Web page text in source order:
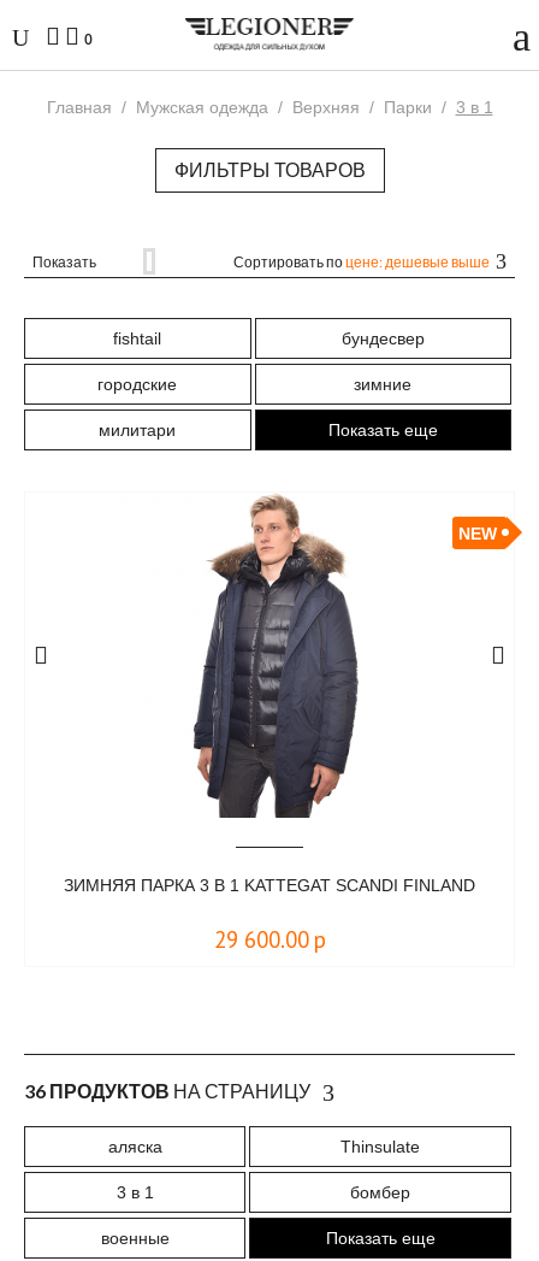
0
Главная / Мужская одежда / Верхняя / Парки / 3 в 1
ФИЛЬТРЫ ТОВАРОВ
Показать Сортировать поцене: дешевые выше
fishtail бундесвер
городские зимние
милитари Показать еще
NEW
ЗИМНЯЯ ПАРКА 3 В 1 KATTEGAT SCANDI FINLAND
29 600.00 р
36 ПРОДУКТОВ НА СТРАНИЦУ
аляска Thinsulate
3 в 1 бомбер
военные Показать еще